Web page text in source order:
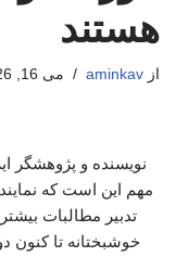
هستند
از aminkav می 16, 2026
نویسنده و پژوهشگر
مهم این است که
تدبیر مطالبات
خوشبختانه تا کنون